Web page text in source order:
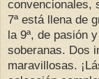
convencionales,
7ª está llena de
la 9ª, de pasión
soberanas. Dos
maravillosas.